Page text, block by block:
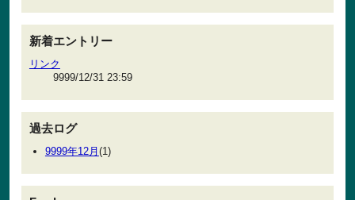
新着エントリー
リンク
9999/12/31 23:59
過去ログ
9999年12月 (1)